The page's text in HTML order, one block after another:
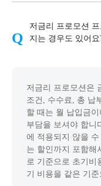
저금리 프로모션
지는 경우도 있어요
저금리 프로모션은
조건, 수수료, 총 납
할 때는 월 납입금
부담을 보셔야 합니
에 적용되지 않을
는 할인까지 포함해
로 기준으로 초기비
기 비용을 같은 기